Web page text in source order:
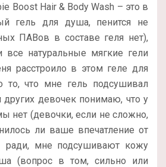
Boost Hair & Body Wash – это в
гель для душа, пенится не
ПАВов в составе геля нет),
натуральные мягкие гели
расстроило в этом геле для
то, что мне гель подсушивал
девочек понимаю, что у
нет (девочки, если не сложно,
ли ваше впечатление от
ради, мне подсушивают кожу
(вопрос в том, сильно или